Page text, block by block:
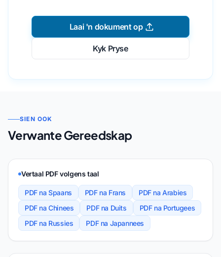
Laai 'n dokument op
Kyk Pryse
SIEN OOK
Verwante Gereedskap
Vertaal PDF volgens taal
PDF na Spaans PDF na Frans
PDF na Arabies
PDF na Chinees
PDF na Duits
PDF na Portugees
PDF na Russies
PDF na Japannees